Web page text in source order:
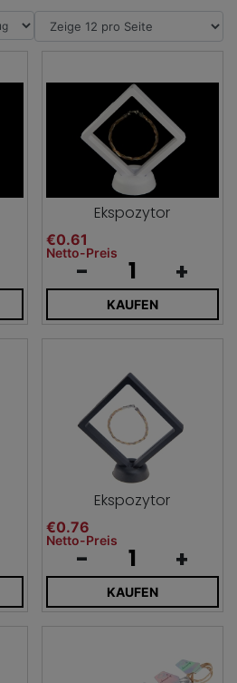
Ekspozytor
€0.61
Netto-Preis
- +
KAUFEN
Ekspozytor
€0.76
Netto-Preis
- +
KAUFEN